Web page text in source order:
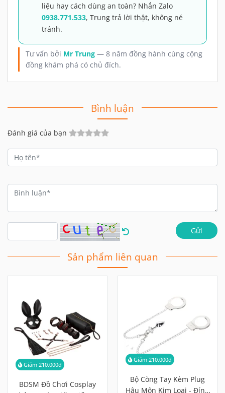
liệu hay cách dùng an toàn? Nhắn Zalo
0938.771.533, Trung trả lời thật, không né
tránh.
Tư vấn bởi Mr Trung — 8 năm đồng hành cùng cộng
đồng khám phá có chủ đích.
Bình luận
Đánh giá của bạn
Gửi
Sản phẩm liên quan
Giảm 210.000đ
BDSM Đồ Chơi Cosplay
Giảm 210.000đ
Bộ Còng Tay Kèm Plug
Hậu Môn Kim Loại - Đính